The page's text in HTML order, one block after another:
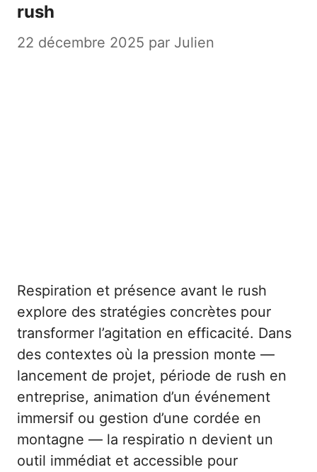
rush
22 décembre 2025 par Julien
Respiration et présence avant le rush
explore des stratégies concrètes pour
transformer l’agitation en efficacité. Dans
des contextes où la pression monte —
lancement de projet, période de rush en
entreprise, animation d’un événement
immersif ou gestion d’une cordée en
montagne — la respiratio n devient un
outil immédiat et accessible pour